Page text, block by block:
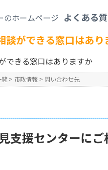
よくある
談ができる窓口はあり
できる窓口はありますか
覧 > 市政情報 > 問い合わせ先
支援センターに